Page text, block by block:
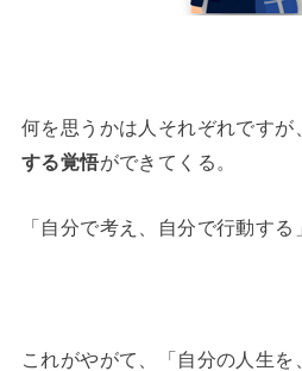
何を思うかは人それぞれですが
する覚悟ができてくる。
「自分で考え、自分で行動する
これがやがて、「自分の人生を